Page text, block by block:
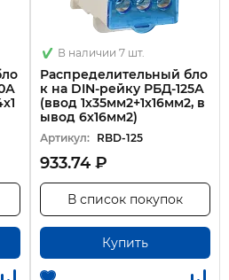
В наличии 7 шт.
Распределительный бло
к на DIN-рейку РБД-125А
(ввод 1х35мм2+1х16мм2, в
ывод 6х16мм2)
Артикул: RBD-125
933.74 ₽
Купить
В список покупок